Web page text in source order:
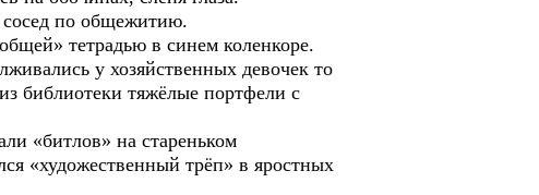
сосед по общежитию.
тетрадью в синем коленкоре.
у хозяйственных девочек то
библиотеки тяжёлые портфели с
«битлов» на стареньком
«художественный трёп» в яростных